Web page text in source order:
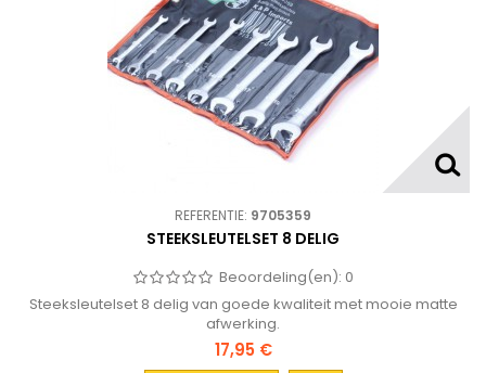
REFERENTIE: 9705359
STEEKSLEUTELSET 8 DELIG
Beoordeling(en): 0
Steeksleutelset 8 delig van goede kwaliteit met mooie matte
afwerking.
17,95 €